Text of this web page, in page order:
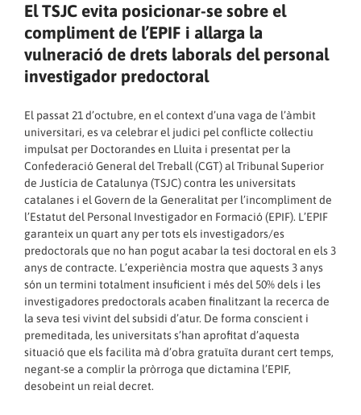
El TSJC evita posicionar-se sobre el
compliment de l’EPIF i allarga la
vulneració de drets laborals del personal
investigador predoctoral
El passat 21 d’octubre, en el context d’una vaga de l’àmbit
universitari, es va celebrar el judici pel conflicte col·lectiu
impulsat per Doctorandes en Lluita i presentat per la
Confederació General del Treball (CGT) al Tribunal Superior
de Justícia de Catalunya (TSJC) contra les universitats
catalanes i el Govern de la Generalitat per l’incompliment de
l’Estatut del Personal Investigador en Formació (EPIF). L’EPIF
garanteix un quart any per tots els investigadors/es
predoctorals que no han pogut acabar la tesi doctoral en els 3
anys de contracte. L’experiència mostra que aquests 3 anys
són un termini totalment insuficient i més del 50% dels i les
investigadores predoctorals acaben finalitzant la recerca de
la seva tesi vivint del subsidi d’atur. De forma conscient i
premeditada, les universitats s’han aprofitat d’aquesta
situació que els facilita mà d’obra gratuïta durant cert temps,
negant-se a complir la pròrroga que dictamina l’EPIF,
desobeint un reial decret.